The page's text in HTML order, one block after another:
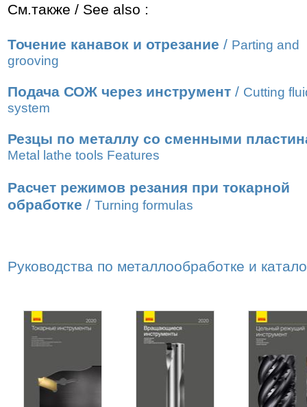
См.также / See also :
Точение канавок и отрезание / Parting and
grooving
Подача СОЖ через инструмент / Cutting
system
Резцы по металлу со сменными
Metal lathe tools Features
Расчет режимов резания при токарной
обработке / Turning formulas
Руководства по металлообработке и